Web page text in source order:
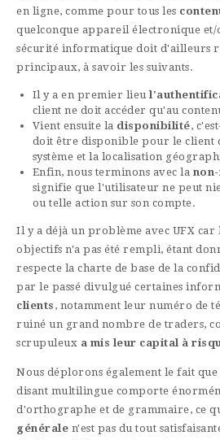
en ligne, comme pour tous les
quelconque appareil électronique
sécurité informatique doit d'ailleurs
principaux, à savoir les suivants.
Il y a en premier lieu
client ne doit accéder qu'au
Vient ensuite la disponibilité,
doit être disponible pour le client
système et la localisation
Enfin, nous terminons avec la
signifie que l'utilisateur ne peut
ou telle action sur son compte.
Il y a déjà un problème avec UFX car
objectifs n'a pas été rempli, étant
respecte la charte de base de la
par le passé divulgué certaines
clients , notamment leur numéro de
ruiné un grand nombre de traders,
scrupuleux a mis leur capital à
Nous déplorons également le fait
disant multilingue comporte
d'orthographe et de grammaire, ce
générale n'est pas du tout